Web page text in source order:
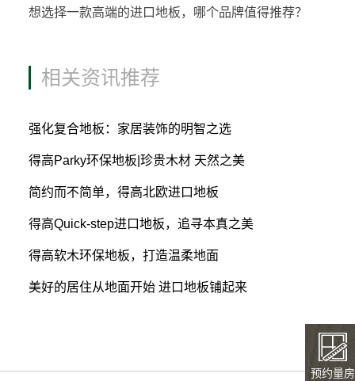
想选择一款高端的进口地板，哪个品牌值得推荐？
相关资讯推荐
强化复合地板：家居装饰的明智之选
得高Parky环保地板|珍贵木材 天然之美
简约而不简单，得高北欧进口地板
得高Quick-step进口地板，追寻本真之美
得高软木环保地板，打造温柔地面
美好的居住从地面开始 进口地板铺起来
预约量房